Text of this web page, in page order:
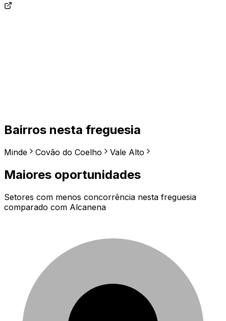
Bairros nesta freguesia
Minde Covão do Coelho Vale Alto
Maiores oportunidades
Setores com menos concorrência nesta freguesia
comparado com Alcanena